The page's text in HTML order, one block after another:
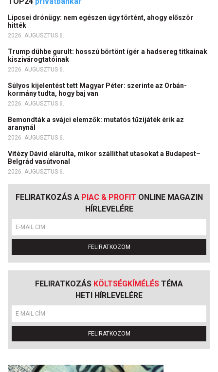
Lipcsei drónügy: nem egészen úgy történt, ahogy először
hitték
2026. AUGUSZTUS 6.
Trump dühbe gurult: hosszú börtönt ígér a hadsereg titkainak
kiszivárogtatóinak
2026. AUGUSZTUS 6.
Súlyos kijelentést tett Magyar Péter: szerinte az Orbán-
kormány tudta, hogy baj van
2026. AUGUSZTUS 6.
Bemondták a svájci elemzők: mutatós tűzijáték érik az
aranynál
2026. AUGUSZTUS 6.
Vitézy Dávid elárulta, mikor szállíthat utasokat a Budapest–
Belgrád vasútvonal
2026. AUGUSZTUS 6.
FELIRATKOZÁS A PIAC & PROFIT ONLINE MAGAZIN
HÍRLEVELÉRE
FELIRATKOZOM
FELIRATKOZÁS KÖLTSÉGKÍMÉLÉS TÉMA
HETI HÍRLEVELÉRE
FELIRATKOZOM